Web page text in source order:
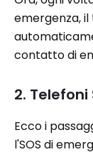
emergenza,
contatto di
2.
Ecco i
l'SOS di